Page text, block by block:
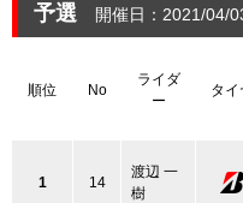
予選 開催日：2021/04/
順位 No
ライダ
ー
タイ
1 14
渡辺 一
樹